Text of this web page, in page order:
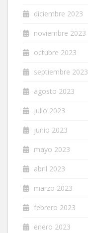
diciembre 2023
noviembre 2023
octubre 2023
septiembre 2023
agosto 2023
julio 2023
junio 2023
mayo 2023
abril 2023
marzo 2023
febrero 2023
enero 2023